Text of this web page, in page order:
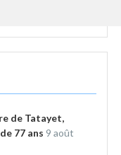
de Tatayet,
77 ans 9 août